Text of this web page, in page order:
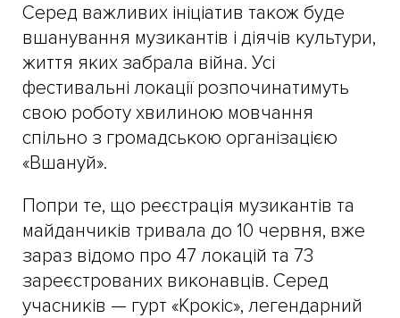
Серед важливих ініціатив також буде
вшанування музикантів і діячів культури,
життя яких забрала війна. Усі
фестивальні локації розпочинатимуть
свою роботу хвилиною мовчання
спільно з громадською організацією
«Вшануй».
Попри те, що реєстрація музикантів та
майданчиків тривала до 10 червня, вже
зараз відомо про 47 локацій та 73
зареєстрованих виконавців. Серед
учасників — гурт «Крокіс», легендарний